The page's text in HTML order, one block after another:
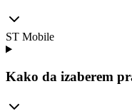
ST Mobile
Kako da izaberem